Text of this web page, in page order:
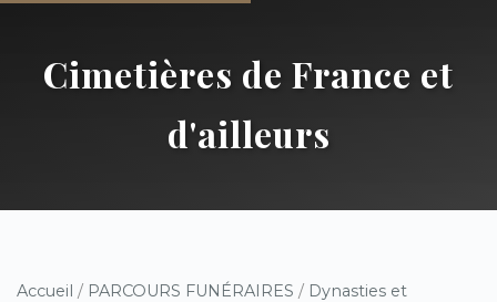
Cimetières de France et
d'ailleurs
Accueil / PARCOURS FUNÉRAIRES / Dynasties et